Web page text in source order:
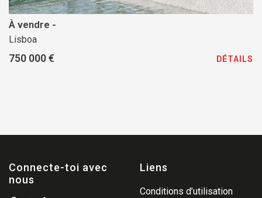
À vendre -
Lisboa
750 000 € DÉTAILS
Connecte-toi avec
nous
Liens
Conditions d’utilisation